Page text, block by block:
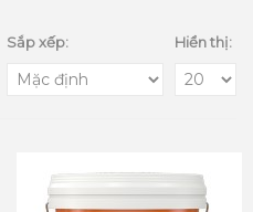
Hiển thị:
Sắp xếp: